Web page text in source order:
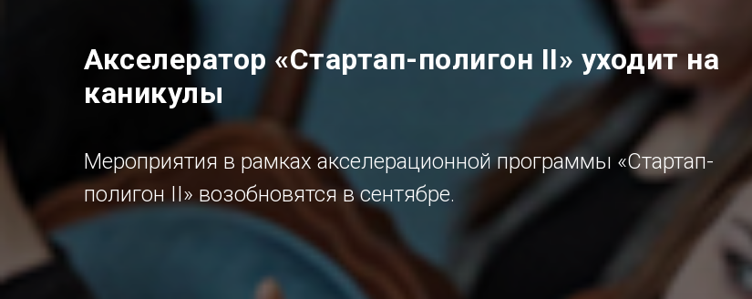
Акселератор «Стартап-полигон II» уходит на
каникулы
Мероприятия в рамках акселерационной программы «Стартап-
полигон II» возобновятся в сентябре.